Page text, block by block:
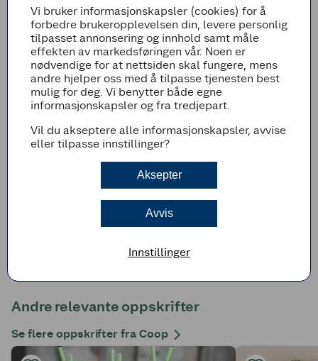
stk
lime (saften)
dl
eplejuice (eller eplemost, gjerne Änglamark
økologisk eplemost fra Telemark)
Legg til i handleliste
Fremgangsmetode
Skrell og del eplene og fjern kjernene.
Skjær grønnsakene i biter, og kjør alle
ingrediensene i en kjøkken­maskin eller juicer.
Hell på litt mer eplejuice hvis smoothien blir
Andre relevante oppskrifter
Se flere oppskrifter fra Coop
Vi bruker informasjonskapsler (cookies) for å
forbedre brukeropplevelsen din, levere personlig
tilpasset annonsering og innhold samt måle
effekten av markedsføringen vår. Noen er
nødvendige for at nettsiden skal fungere, mens
andre hjelper oss med å tilpasse tjenesten best
mulig for deg. Vi benytter både egne
informasjonskapsler og fra tredjepart.
Vil du akseptere alle informasjonskapsler, avvise
eller tilpasse innstillinger?
Aksepter
Avvis
Innstillinger